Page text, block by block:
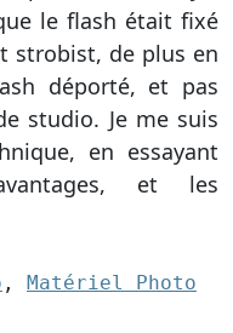
le flash était fixé
strobist, de plus en
déporté, et pas
studio. Je me suis
en essayant
et les
, Matériel Photo